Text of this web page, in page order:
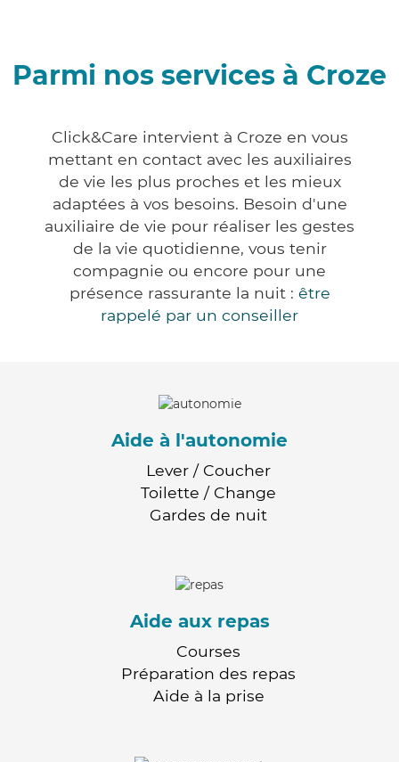
Parmi nos services à Croze
Click&Care intervient à Croze en vous
mettant en contact avec les auxiliaires
de vie les plus proches et les mieux
adaptées à vos besoins. Besoin d'une
auxiliaire de vie pour réaliser les gestes
de la vie quotidienne, vous tenir
compagnie ou encore pour une
présence rassurante la nuit : être
rappelé par un conseiller
Aide à l'autonomie
Lever / Coucher
Toilette / Change
Gardes de nuit
Aide aux repas
Courses
Préparation des repas
Aide à la prise